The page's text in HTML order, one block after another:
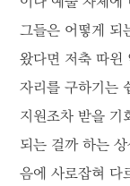
그들은 어떻게 되
왔다면 저축 따윈
자리를 구하기는
지원조차 받을 기
되는 걸까 하는
음에 사로잡혀 다